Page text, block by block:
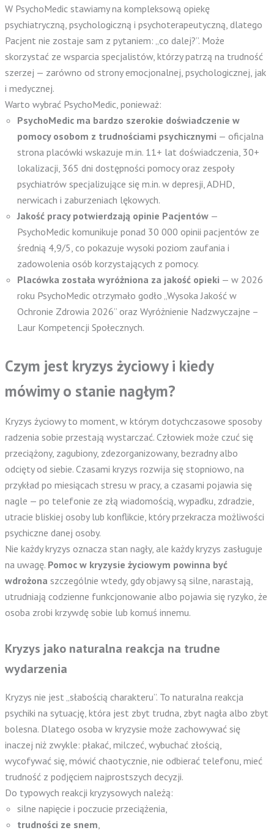
W PsychoMedic stawiamy na kompleksową opiekę
psychiatryczną, psychologiczną i psychoterapeutyczną, dlatego
Pacjent nie zostaje sam z pytaniem: „co dalej?”. Może
skorzystać ze wsparcia specjalistów, którzy patrzą na trudność
szerzej — zarówno od strony emocjonalnej, psychologicznej, jak
i medycznej.
Warto wybrać PsychoMedic, ponieważ:
PsychoMedic ma bardzo szerokie doświadczenie w
pomocy osobom z trudnościami psychicznymi — oficjalna
strona placówki wskazuje m.in. 11+ lat doświadczenia, 30+
lokalizacji, 365 dni dostępności pomocy oraz zespoły
psychiatrów specjalizujące się m.in. w depresji, ADHD,
nerwicach i zaburzeniach lękowych.
Jakość pracy potwierdzają opinie Pacjentów—
PsychoMedic komunikuje ponad 30 000 opinii pacjentów ze
średnią 4,9/5, co pokazuje wysoki poziom zaufania i
zadowolenia osób korzystających z pomocy.
Placówka została wyróżniona za jakość opieki — w 2026
roku PsychoMedic otrzymało godło „Wysoka Jakość w
Ochronie Zdrowia 2026” oraz Wyróżnienie Nadzwyczajne –
Laur Kompetencji Społecznych.
Czym jest kryzys życiowy i kiedy
mówimy o stanie nagłym?
Kryzys życiowy to moment, w którym dotychczasowe sposoby
radzenia sobie przestają wystarczać. Człowiek może czuć się
przeciążony, zagubiony, zdezorganizowany, bezradny albo
odcięty od siebie. Czasami kryzys rozwija się stopniowo, na
przykład po miesiącach stresu w pracy, a czasami pojawia się
nagle — po telefonie ze złą wiadomością, wypadku, zdradzie,
utracie bliskiej osoby lub konflikcie, który przekracza możliwości
psychiczne danej osoby.
Nie każdy kryzys oznacza stan nagły, ale każdy kryzys zasługuje
na uwagę. Pomoc w kryzysie życiowym powinna być
wdrożona szczególnie wtedy, gdy objawy są silne, narastają,
utrudniają codzienne funkcjonowanie albo pojawia się ryzyko, że
osoba zrobi krzywdę sobie lub komuś innemu.
Kryzys jako naturalna reakcja na trudne
wydarzenia
Kryzys nie jest „słabością charakteru”. To naturalna reakcja
psychiki na sytuację, która jest zbyt trudna, zbyt nagła albo zbyt
bolesna. Dlatego osoba w kryzysie może zachowywać się
inaczej niż zwykle: płakać, milczeć, wybuchać złością,
wycofywać się, mówić chaotycznie, nie odbierać telefonu, mieć
trudność z podjęciem najprostszych decyzji.
Do typowych reakcji kryzysowych należą:
silne napięcie i poczucie przeciążenia,
trudności ze snem